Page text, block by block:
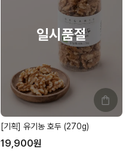
[기획] 유기농 호두 (270g)
19,900원